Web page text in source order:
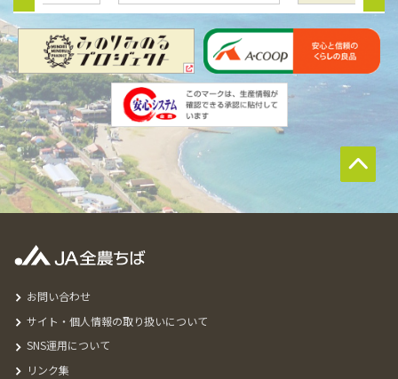
お問い合わせ
サイト・個人情報の取り扱いについて
SNS運用について
リンク集